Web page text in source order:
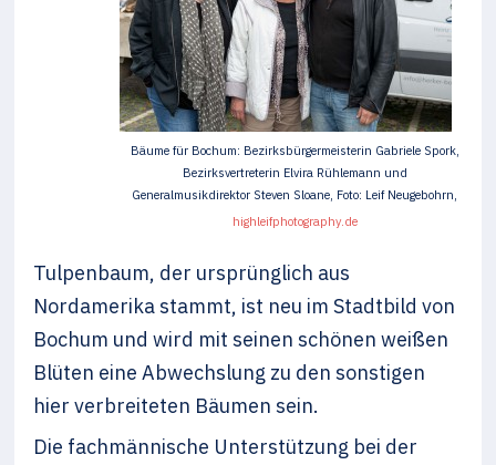
Bäume für Bochum: Bezirksbürgermeisterin Gabriele Spork,
Bezirksvertreterin Elvira Rühlemann und
Generalmusikdirektor Steven Sloane, Foto: Leif Neugebohrn,
highleifphotography.de
Tulpenbaum, der ursprünglich aus
Nordamerika stammt, ist neu im Stadtbild von
Bochum und wird mit seinen schönen weißen
Blüten eine Abwechslung zu den sonstigen
hier verbreiteten Bäumen sein.
Die fachmännische Unterstützung bei der